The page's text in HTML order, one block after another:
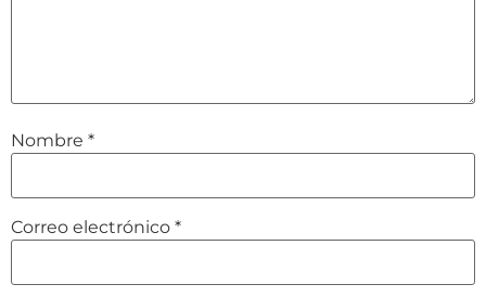
Nombre *
Correo electrónico *